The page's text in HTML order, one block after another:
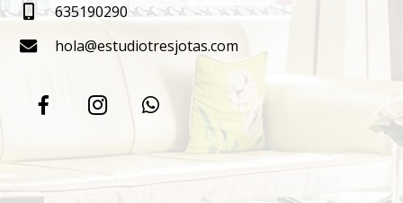
635190290
hola@estudiotresjotas.com